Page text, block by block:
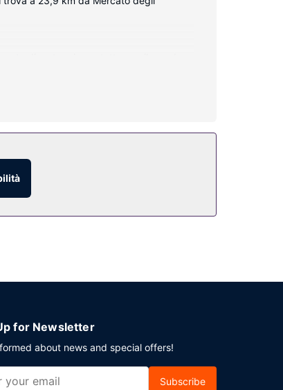
includono scrivanie e microonde,
for Newsletter
about news and special offers!
Subscribe